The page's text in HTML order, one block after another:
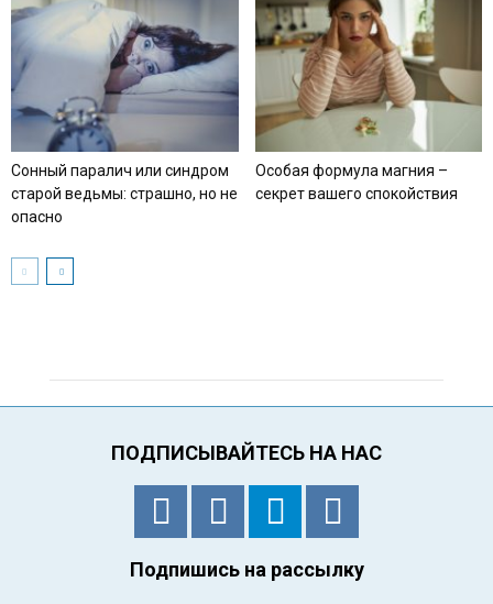
Сонный паралич или синдром
старой ведьмы: страшно, но не
опасно
Особая формула магния –
секрет вашего спокойствия
ПОДПИСЫВАЙТЕСЬ НА НАС
Подпишись на рассылку